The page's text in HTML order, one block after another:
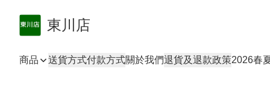
東川店
商品 送貨方式付款方式關於我們退貨及退款政策2026春